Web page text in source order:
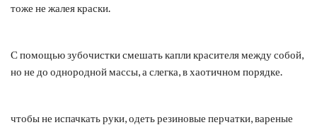
тоже не жалея краски.
С помощью зубочистки смешать капли красителя между собой,
но не до однородной массы, а слегка, в хаотичном порядке.
чтобы не испачкать руки, одеть резиновые перчатки, вареные